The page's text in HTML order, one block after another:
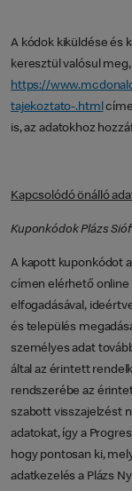
A kódok kiküldése és
keresztül valósul
https://
tajekoztato-.html
is, az adatokhoz
Kapcsolódó önálló
Kuponkódok Plázs
A kapott kuponkódot
címen elérhető online
elfogadásával,
és település
személyes adat
által az érintett
rendszerébe az
szabott visszajelzést
adatokat, így a
hogy pontosan ki,
adatkezelés a Plázs